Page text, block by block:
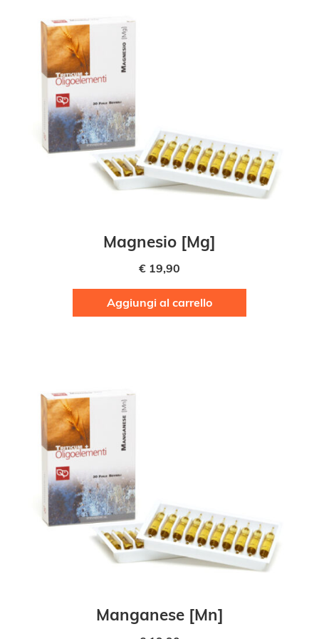
Magnesio [Mg]
€ 19,90
Aggiungi al carrello
Manganese [Mn]